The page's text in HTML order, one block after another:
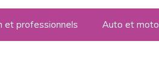
et professionnels Auto et moto